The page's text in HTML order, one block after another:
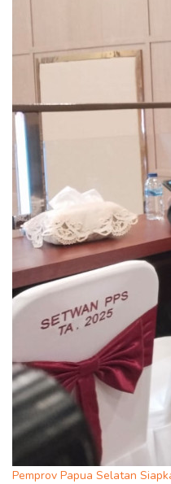
Pemprov Papua Selatan